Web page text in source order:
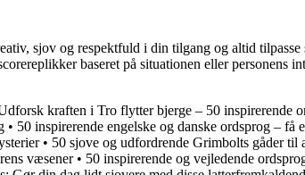
sjov og respektfuld i din tilgang og altid
baseret på situationen eller personens
kraften i Tro flytter bjerge – 50 inspirerende
• 50 inspirerende engelske og danske ordsprog – få
• 50 sjove og udfordrende Grimbolts gåder til
væsener• 50 inspirerende og vejledende